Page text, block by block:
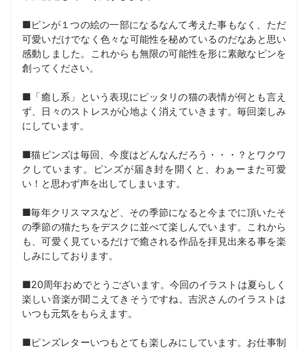
■ピンが１つの絵の一部になるなんて考えた事もなく、ただ
可愛いだけでなく色々な可能性を秘めているのだなあと思い
感動しました。これからも無限の可能性を形に素敵なピンを
創ってください。
■「癒し系」という表現にピッタリの猫の表情が何とも言え
ず、日々のストレスが心地よく消えていきます。毎回楽しみ
にしています。
■猫ピンズは毎回、今度はどんなんだろう・・・？とワクワ
クしています。ピンズが届き封を開くと、わぁーまた可愛
い！と思わず声を出してしまいます。
■毎年クリスマスなど、その季節になると今までに頂いたそ
の季節の猫たちをデスクに並べて楽しんでいます。これから
も、可愛く見ているだけで癒される作品を拝見出来る事を楽
しみにしております。
■20周年おめでとうございます。今回のイラストは夏らしく
楽しい音楽が聞こえてきそうですね。吉沢さんのイラストは
いつも元気をもらえます。
■ピンズレターいつもとても楽しみにしています。お仕事制